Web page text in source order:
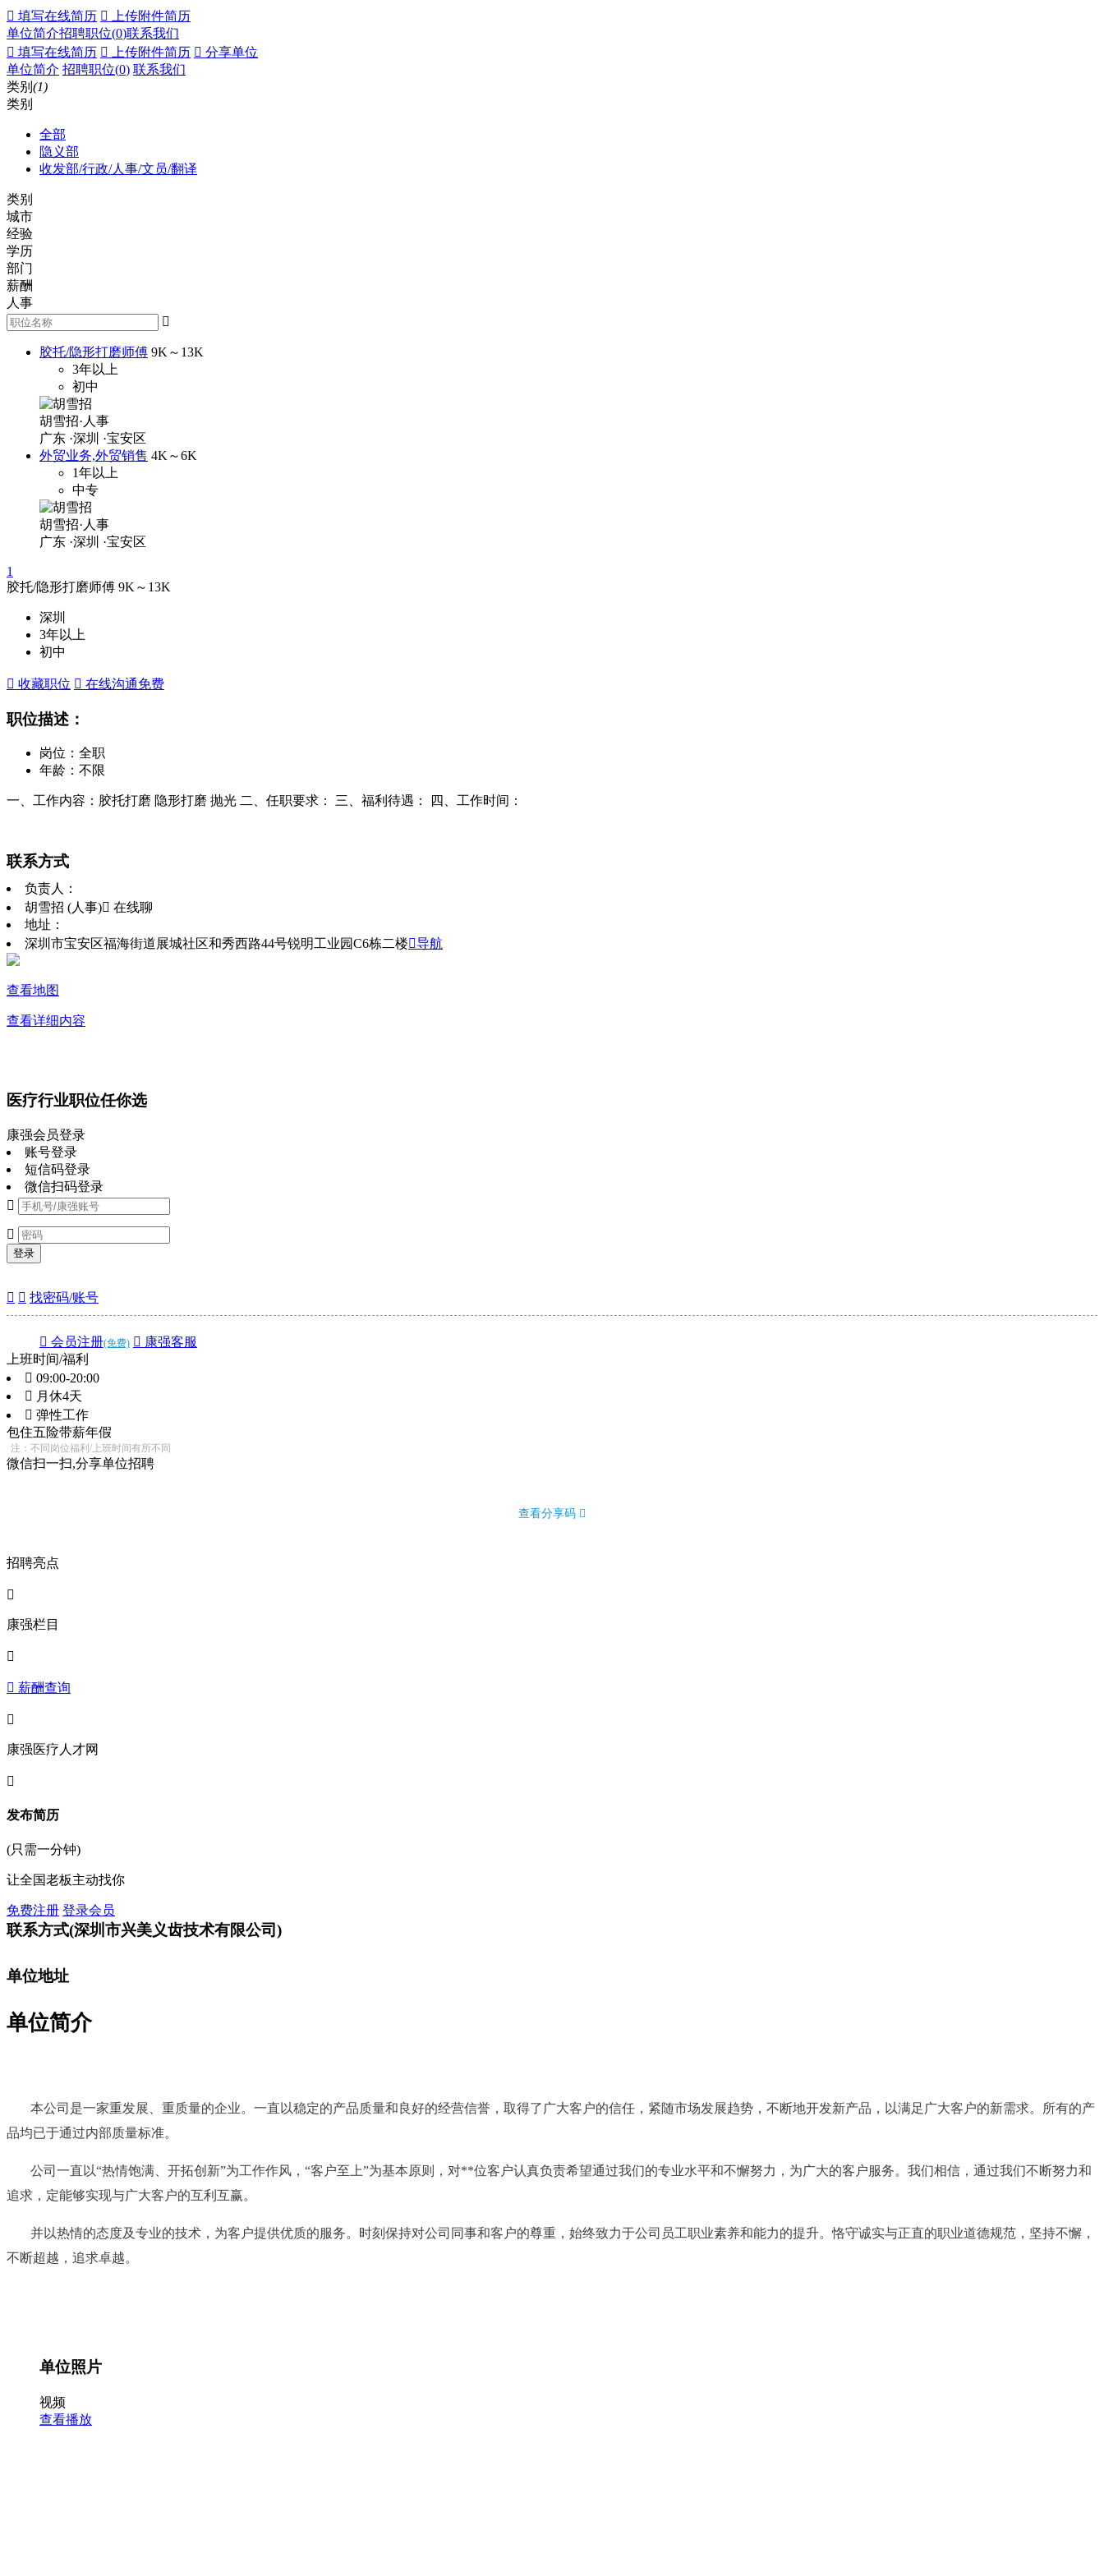
 填写在线简历  上传附件简历
单位简介招聘职位(0)联系我们
 填写在线简历  上传附件简历  分享单位
单位简介 招聘职位(0) 联系我们
类别 (1)
类别
全部
隐义部
收发部/行政/人事/文员/翻译
类别
城市
经验
学历
部门
薪酬
人事

胶托/隐形打磨师傅 9K～13K
3年以上
初中
胡雪招·人事
广东 ·深圳 ·宝安区
外贸业务,外贸销售 4K～6K
1年以上
中专
胡雪招·人事
广东 ·深圳 ·宝安区
1
胶托/隐形打磨师傅 9K～13K
深圳
3年以上
初中
 收藏职位  在线沟通免费
职位描述：
岗位：全职
年龄：不限
一、工作内容：胶托打磨 隐形打磨 抛光 二、任职要求： 三、福利待遇： 四、工作时间：
联系方式
负责人：
胡雪招 (人事) 在线聊
地址：
深圳市宝安区福海街道展城社区和秀西路44号锐明工业园C6栋二楼导航
查看地图
查看详细内容
医疗行业职位任你选
康强会员登录
账号登录
短信码登录
微信扫码登录


登录
  找密码/账号
 会员注册(免费)  康强客服
上班时间/福利
 09:00-20:00
 月休4天
 弹性工作
包住五险带薪年假
注：不同岗位福利/上班时间有所不同
微信扫一扫,分享单位招聘
查看分享码 
招聘亮点

康强栏目

 薪酬查询

康强医疗人才网

发布简历
(只需一分钟)
让全国老板主动找你
免费注册 登录会员
联系方式(深圳市兴美义齿技术有限公司)
单位地址
单位简介
本公司是一家重发展、重质量的企业。一直以稳定的产品质量和良好的经营信誉，取得了广大客户的信任，紧随市场发展趋势，不断地开发新产品，以满足广大客户的新需求。所有的产
品均已于通过内部质量标准。
公司一直以“热情饱满、开拓创新”为工作作风，“客户至上”为基本原则，对**位客户认真负责希望通过我们的专业水平和不懈努力，为广大的客户服务。我们相信，通过我们不断努力和
追求，定能够实现与广大客户的互利互赢。
并以热情的态度及专业的技术，为客户提供优质的服务。时刻保持对公司同事和客户的尊重，始终致力于公司员工职业素养和能力的提升。恪守诚实与正直的职业道德规范，坚持不懈，
不断超越，追求卓越。
单位照片
视频
查看播放